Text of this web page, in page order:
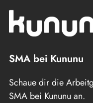
SMA bei Kununu
Schaue dir die
SMA bei Kununu an.